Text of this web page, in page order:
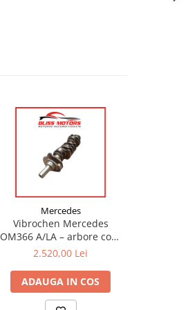
Mercedes
Vibrochen Mercedes
OM366 A/LA – arbore cotit
3660301602 pentru
2.520,00 Lei
ADAUGA IN COS